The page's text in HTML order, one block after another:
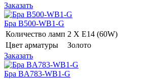
Заказать
Бра B500-WB1-G
Количество ламп 2 Х E14 (60W)
Цвет арматуры
Золото
Заказать
Бра BA783-WB1-G